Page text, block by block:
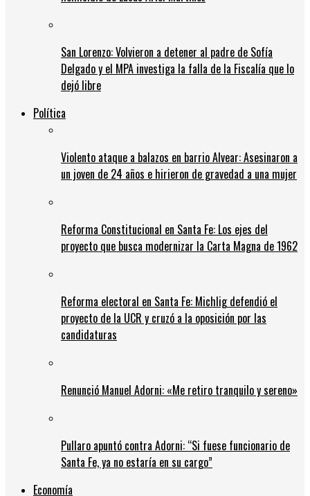
San Lorenzo: Volvieron a detener al padre de Sofía
Delgado y el MPA investiga la falla de la Fiscalía que lo
dejó libre
Política
Violento ataque a balazos en barrio Alvear: Asesinaron a
un joven de 24 años e hirieron de gravedad a una mujer
Reforma Constitucional en Santa Fe: Los ejes del
proyecto que busca modernizar la Carta Magna de 1962
Reforma electoral en Santa Fe: Michlig defendió el
proyecto de la UCR y cruzó a la oposición por las
candidaturas
Renunció Manuel Adorni: «Me retiro tranquilo y sereno»
Pullaro apuntó contra Adorni: “Si fuese funcionario de
Santa Fe, ya no estaría en su cargo”
Economía